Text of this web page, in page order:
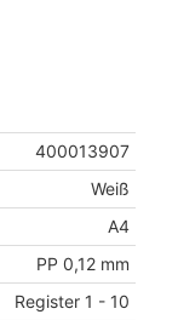
400013907
Weiß
A4
PP 0,12 mm
Register 1 - 10